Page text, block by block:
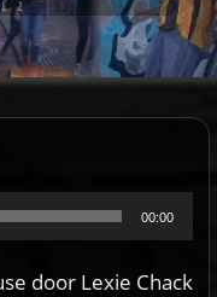
00:00
door Lexie Chack